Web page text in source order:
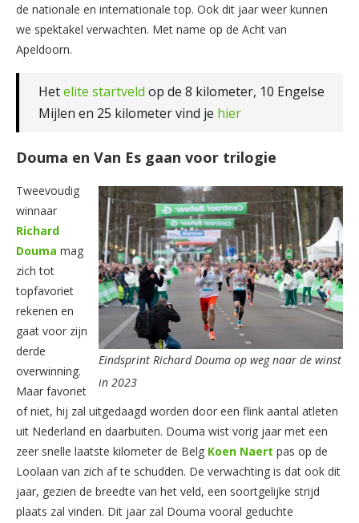
de nationale en internationale top. Ook dit jaar weer kunnen
we spektakel verwachten. Met name op de Acht van
Apeldoorn.
Hetelite startveld op de 8 kilometer, 10 Engelse
Mijlen en 25 kilometer vind je hier
Douma en Van Es gaan voor trilogie
Eindsprint Richard Douma op weg naar de winst
in 2023
Tweevoudig
winnaar
Richard
Douma mag
zich tot
topfavoriet
rekenen en
gaat voor zijn
derde
overwinning.
Maar favoriet
of niet, hij zal uitgedaagd worden door een flink aantal atleten
uit Nederland en daarbuiten. Douma wist vorig jaar met een
zeer snelle laatste kilometer de Belg Koen Naert pas op de
Loolaan van zich af te schudden. De verwachting is dat ook dit
jaar, gezien de breedte van het veld, een soortgelijke strijd
plaats zal vinden. Dit jaar zal Douma vooral geduchte